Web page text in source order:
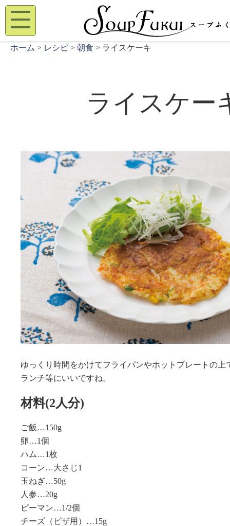
ホーム > レシピ > 朝食 > ライスケーキ
ライスケー
ゆっくり時間をかけてフライパンやホットプレートの上
ランチ等にいいですね。
材料(2人分)
ご飯…150g
卵…1個
ハム…1枚
コーン…大さじ1
玉ねぎ…50g
人参…20g
ピーマン…1/2個
チーズ（ピザ用）…15g